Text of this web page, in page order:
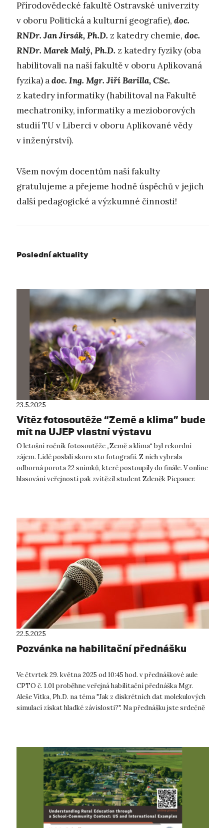
Přírodovědecké fakultě Ostravské univerzity
v oboru Politická a kulturní geografie), doc.
RNDr. Jan Jirsák, Ph.D. z katedry chemie, doc.
RNDr. Marek Malý, Ph.D. z katedry fyziky (oba
habilitovali na naší fakultě v oboru Aplikovaná
fyzika) adoc. Ing. Mgr. Jiří Barilla, CSc.
z katedry informatiky (habilitoval na Fakultě
mechatroniky, informatiky a mezioborových
studií TU v Liberci v oboru Aplikované vědy
v inženýrství).
Všem novým docentům naší fakulty
gratulujeme a přejeme hodně úspěchů v jejich
další pedagogické a výzkumné činnosti!
Poslední aktuality
23.5.2025
Vítěz fotosoutěže “Země a klima” bude
mít na UJEP vlastní výstavu
O letošní ročník fotosoutěže „Země a klima“ byl rekordní
zájem. Lidé poslali skoro sto fotografií. Z nich vybrala
odborná porota 22 snímků, které postoupily do finále. V online
hlasování veřejnosti pak zvítězil student Zdeněk Picpauer.
22.5.2025
Pozvánka na habilitační přednášku
Ve čtvrtek 29. května 2025 od 10:45 hod. v přednáškové aule
CPTO č. 1.01 proběhne veřejná habilitační přednáška Mgr.
Aleše Vítka, Ph.D. na téma "Jak z diskrétních dat molekulových
simulací získat hladké závislosti?". Na přednášku jste srdečně